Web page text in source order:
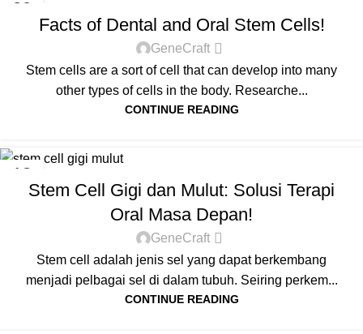
20
Facts of Dental and Oral Stem Cells!
GeneCraft
Stem cells are a sort of cell that can develop into many
other types of cells in the body. Researche...
CONTINUE READING
18
OCTStem Cell Gigi dan Mulut: Solusi Terapi
Oral Masa Depan!
GeneCraft
Stem cell adalah jenis sel yang dapat berkembang
menjadi pelbagai sel di dalam tubuh. Seiring perkem...
CONTINUE READING